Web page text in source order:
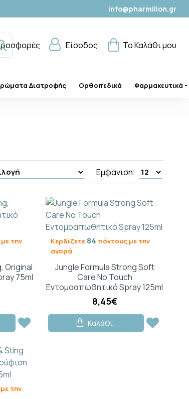
info@pharmilion.gr
Είσοδος Το Καλάθι μου
Διατροφής Ορθοπεδικά Φαρμακευτικά -
Εμφάνιση:
την
Original
75ml
Κερδίζετε 84 πόντους με την
αγορά
Jungle Formula Strong Soft
Care No Touch
Εντομοαπωθητικό Spray 125ml
8,45€
Καλάθι
την